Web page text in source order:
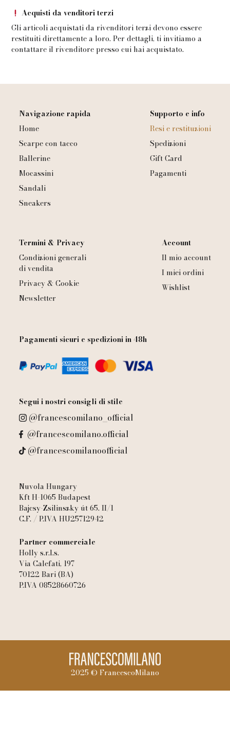
Acquisti da venditori terzi
Gli articoli acquistati da rivenditori terzi devono essere
restituiti direttamente a loro. Per dettagli, ti invitiamo a
contattare il rivenditore presso cui hai acquistato.
Nuvola Hungary
Kft H-1065 Budapest
Bajcsy-Zsilinszky út 65. II/1
C.F. / P.IVA HU25712942
Partner commerciale
Holly s.r.l.s.
Via Calefati, 197
70122 Bari (BA)
P.IVA 08528660726
Navigazione rapida
Home
Scarpe con tacco
Ballerine
Mocassini
Sandali
Sneakers
Supporto e info
Resi e restituzioni
Spedizioni
Gift Card
Pagamenti
Termini & Privacy
Condizioni generali
di vendita
Privacy & Cookie
Newsletter
Account
Il mio account
I miei ordini
Wishlist
Pagamenti sicuri e spedizioni in 48h
Segui i nostri consigli di stile
@francescomilano_official
@francescomilano.official
@francescomilanoofficial
2025 © FrancescoMilano